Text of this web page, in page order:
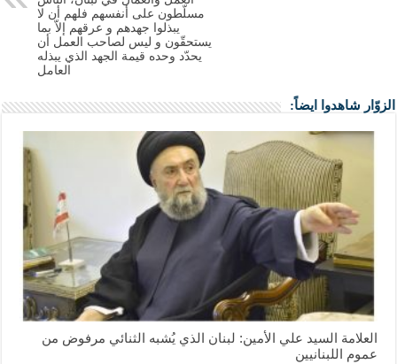
مسلّطون على أنفسهم فلهم أن لا
يبذلوا جهدهم و عرقهم إلاّ بما
يستحقّون و ليس لصاحب العمل أن
يحدّد وحده قيمة الجهد الذي يبذله
العامل
الزوّار شاهدوا ايضاً:
العلامة السيد علي الأمين: لبنان الذي يُشبه الثنائي مرفوض من
عموم اللبنانيين